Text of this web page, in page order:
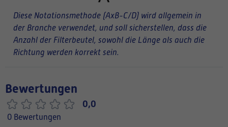
Diese Notationsmethode (AxB-C/D) wird allgemein in
der Branche verwendet, und soll sicherstellen, dass die
Anzahl der Filterbeutel, sowohl die Länge als auch die
Richtung werden korrekt sein.
Bewertungen
0,0
0 Bewertungen